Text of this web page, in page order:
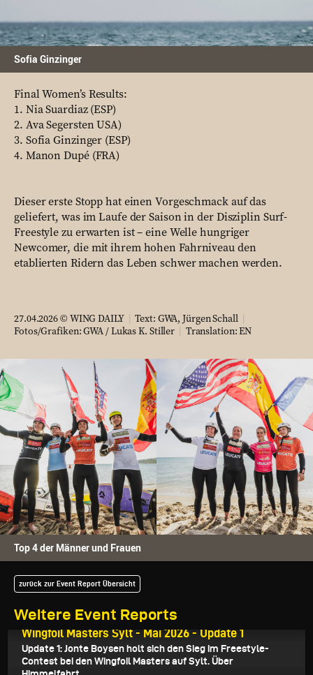
Sofia Ginzinger
Final Women’s Results:
1. Nia Suardiaz (ESP)
2. Ava Segersten USA)
3. Sofia Ginzinger (ESP)
4. Manon Dupé (FRA)
Dieser erste Stopp hat einen Vorgeschmack auf das
geliefert, was im Laufe der Saison in der Disziplin Surf-
Freestyle zu erwarten ist – eine Welle hungriger
Newcomer, die mit ihrem hohen Fahrniveau den
etablierten Ridern das Leben schwer machen werden.
27.04.2026 © WING DAILY Text: GWA,Jürgen Schall
Fotos/Grafiken: GWA / Lukas K. Stiller
Translation:EN
Top 4 der Männer und Frauen
Weitere Event Reports
zurück zur Event Report Übersicht
17.05.2026
Wingfoil Masters Sylt - Mai 2026 - Update 1
Update 1: Jonte Boysen holt sich den Sieg im Freestyle-
Contest bei den Wingfoil Masters auf Sylt. Über